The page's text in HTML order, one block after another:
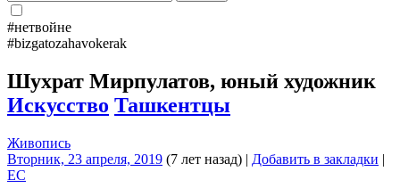
#нетвойне
#bizgatozahavokerak
Шухрат Мирпулатов, юный художник
Искусство Ташкентцы
Живопись
Вторник, 23 апреля, 2019 (7 лет назад) | Добавить в закладки |
EC